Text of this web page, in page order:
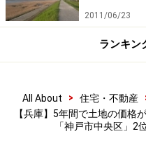
2011/06/23
ランキン
All About > 住宅・不動産
【兵庫】5年間で土地の価格
「神戸市中央区」2